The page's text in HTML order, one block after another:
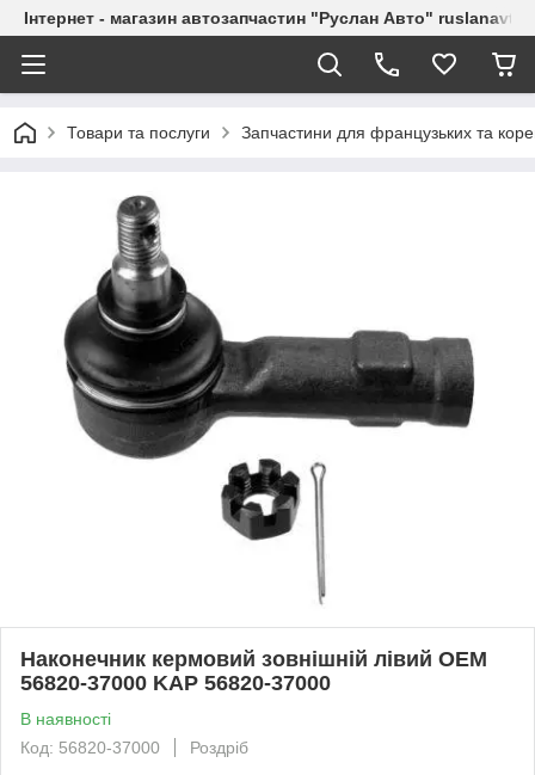
Інтернет - магазин автозапчастин "Руслан Авто"
Товари та послуги Запчастини для французьких та
Наконечник кермовий зовнішній лівий OEM
56820-37000 KAP 56820-37000
В наявності
Код: 56820-37000
Роздріб